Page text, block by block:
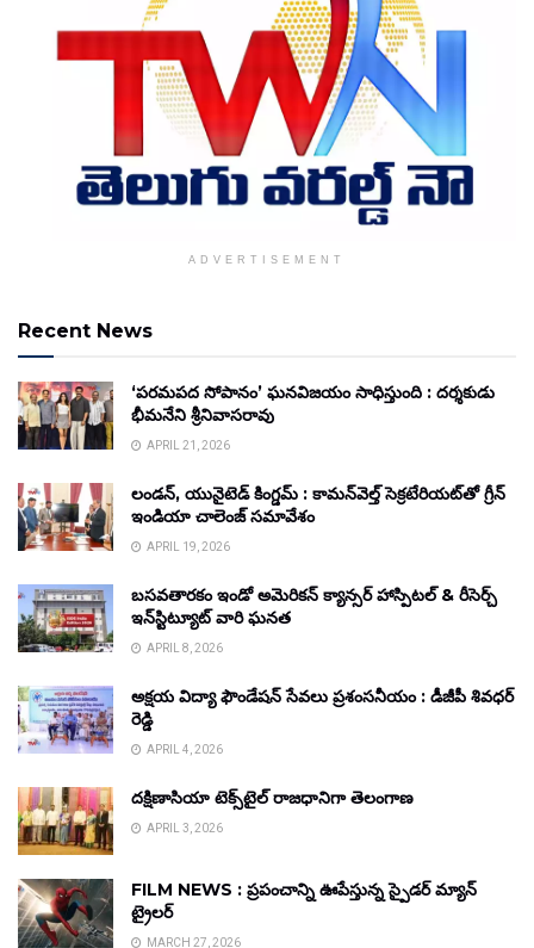
ADVERTISEMENT
Recent News
‘పరమపద సోపానం’ ఘనవిజయం సాధిస్తుంది : దర్శకుడు
భీమనేని శ్రీనివాసరావు
APRIL 21, 2026
లండన్, యునైటెడ్ కింగ్డమ్ : కామన్‌వెల్త్ సెక్రటేరియట్‌తో గ్రీన్
ఇండియా చాలెంజ్ సమావేశం
APRIL 19, 2026
బసవతారకం ఇండో అమెరికన్ క్యాన్సర్ హాస్పిటల్ & రీసెర్చ్
ఇన్‌స్టిట్యూట్ వారి ఘనత
APRIL 8, 2026
అక్షయ విద్యా ఫౌండేషన్ సేవలు ప్రశంసనీయం : డీజీపీ శివధర్
రెడ్డి
APRIL 4, 2026
దక్షిణాసియా టెక్స్‌టైల్ రాజధానిగా తెలంగాణ
APRIL 3, 2026
FILM NEWS : ప్రపంచాన్ని ఊపేస్తున్న స్పైడర్ మ్యాన్
ట్రైలర్
MARCH 27, 2026